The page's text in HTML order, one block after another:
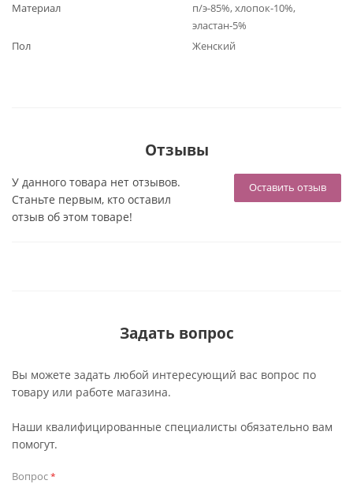
Материал
п/э-85%, хлопок-10%,
эластан-5%
Пол
Женский
Отзывы
Оставить отзыв
У данного товара нет отзывов.
Станьте первым, кто оставил
отзыв об этом товаре!
Задать вопрос
Вы можете задать любой интересующий вас вопрос по
товару или работе магазина.
Наши квалифицированные специалисты обязательно вам
помогут.
Вопрос*